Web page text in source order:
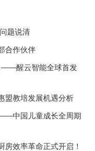
题说清
合作伙伴
——醒云智能全球首发
盟教培发展机遇分析
中国儿童成长全周期
房效率革命正式开启！